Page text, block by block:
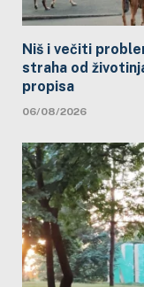
Niš i večiti
straha od
propisa
06/08/2026